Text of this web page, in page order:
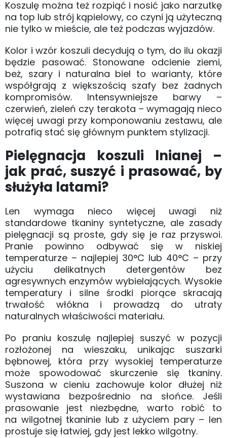
Koszulę można też rozpiąć i nosić jako narzutkę
na top lub strój kąpielowy, co czyni ją użyteczną
nie tylko w mieście, ale też podczas wyjazdów.
Kolor i wzór koszuli decydują o tym, do ilu okazji
będzie pasować. Stonowane odcienie ziemi,
beż, szary i naturalna biel to warianty, które
współgrają z większością szafy bez żadnych
kompromisów. Intensywniejsze barwy –
czerwień, zieleń czy terakota – wymagają nieco
więcej uwagi przy komponowaniu zestawu, ale
potrafią stać się głównym punktem stylizacji.
Pielęgnacja koszuli lnianej –
jak prać, suszyć i prasować, by
służyła latami?
Len wymaga nieco więcej uwagi niż
standardowe tkaniny syntetyczne, ale zasady
pielęgnacji są proste, gdy się je raz przyswoi.
Pranie powinno odbywać się w niskiej
temperaturze – najlepiej 30°C lub 40°C – przy
użyciu delikatnych detergentów bez
agresywnych enzymów wybielających. Wysokie
temperatury i silne środki piorące skracają
trwałość włókna i prowadzą do utraty
naturalnych właściwości materiału.
Po praniu koszulę najlepiej suszyć w pozycji
rozłożonej na wieszaku, unikając suszarki
bębnowej, która przy wysokiej temperaturze
może spowodować skurczenie się tkaniny.
Suszona w cieniu zachowuje kolor dłużej niż
wystawiana bezpośrednio na słońce. Jeśli
prasowanie jest niezbędne, warto robić to
na wilgotnej tkaninie lub z użyciem pary – len
prostuje się łatwiej, gdy jest lekko wilgotny.